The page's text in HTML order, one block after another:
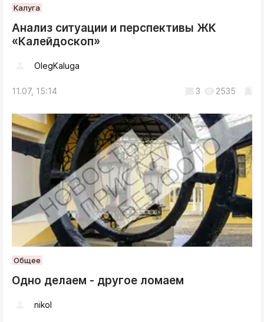
Калуга
Анализ ситуации и перспективы ЖК
«Калейдоскоп»
OlegKaluga
11.07, 15:14 3 2535
Общее
Одно делаем - другое ломаем
nikol